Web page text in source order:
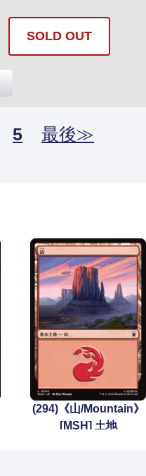
SOLD OUT
5 最後≫
(294)《山/Mountain》
[MSH] 土地